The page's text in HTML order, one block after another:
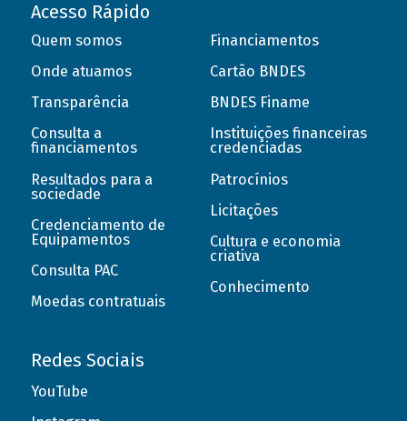
Acesso Rápido
Quem somos
Onde atuamos
Transparência
Consulta a
financiamentos
Resultados para a
sociedade
Credenciamento de
Equipamentos
Consulta PAC
Moedas contratuais
Financiamentos
Cartão BNDES
BNDES Finame
Instituições financeiras
credenciadas
Patrocínios
Licitações
Cultura e economia
criativa
Conhecimento
Redes Sociais
YouTube